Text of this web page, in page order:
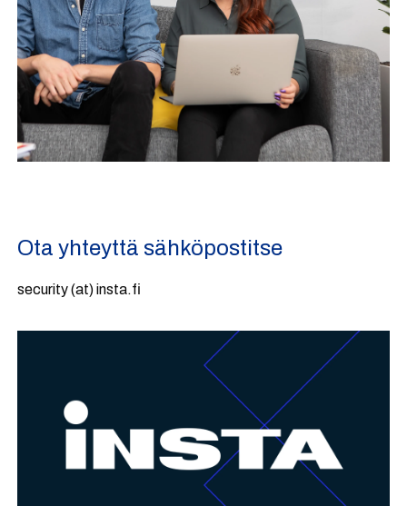
Ota yhteyttä sähköpostitse
security (at) insta.fi